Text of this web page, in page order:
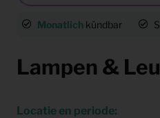
Monatlich kündbar
Lampen &
Locatie en periode: